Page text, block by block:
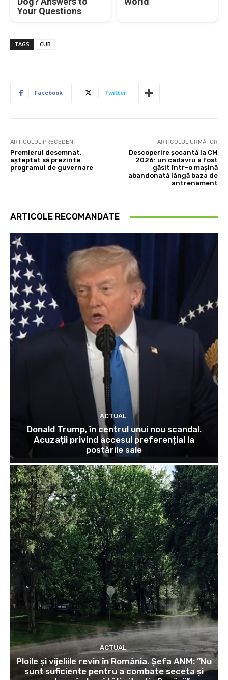
Your Questions
TAGS CUB
Facebook Twitter
ARTICOLUL PRECEDENT
Premierul desemnat,
așteptat să prezinte
programul de guvernare
ARTICOLUL URMĂTOR
Descoperire șocantă la CM
2026: un cadavru a fost
găsit într-o mașină
abandonată lângă baza de
antrenament
ARTICOLE RECOMANDATE
ACTUAL
Donald Trump, în centrul unui nou scandal.
Acuzații privind accesul preferențial la
postările sale
ACTUAL
Ploile și vijeliile revin în România. Șefa ANM: ”Nu
sunt suficiente pentru a combate seceta și